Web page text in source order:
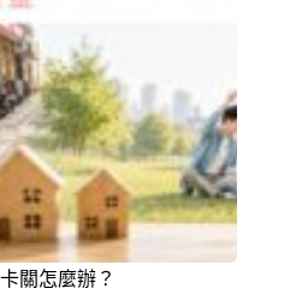
關怎麼辦？